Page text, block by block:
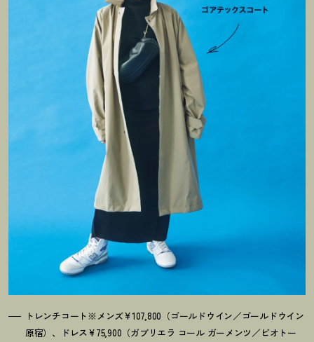
トレンチコート※メンズ¥107,800（ゴールドウイン／ゴールドウイン
原宿）、ドレス¥75,900（ガブリエラ コール ガーメンツ／ビオトー